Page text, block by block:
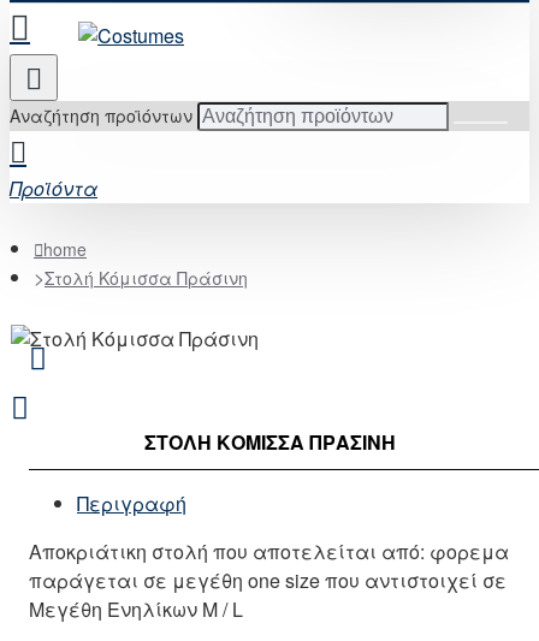
Αναζήτηση προϊόντων
Προϊόντα
home
Στολή Κόμισσα Πράσινη
ΣΤΟΛΉ ΚΌΜΙΣΣΑ ΠΡΆΣΙΝΗ
Περιγραφή
Αποκριάτικη στολή που αποτελείται από: φορεμα
παράγεται σε μεγέθη one size που αντιστοιχεί σε
Μεγέθη Ενηλίκων M / L